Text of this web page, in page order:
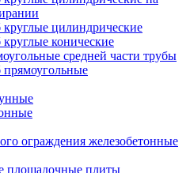
круглые цилиндрические
круглые конические
средней части трубы
прямоугольные
ограждения железобетонные
площадочные плиты